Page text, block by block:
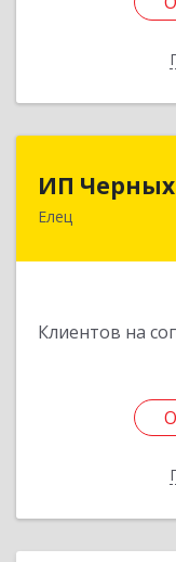
ИП Черных
Елец
Клиентов на
ИП
399771,